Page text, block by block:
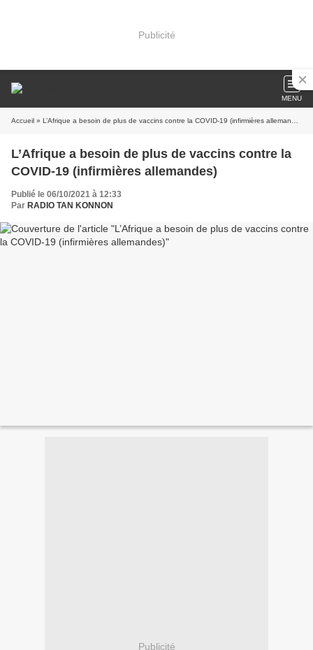
Publicité
MENU
Accueil » L’Afrique a besoin de plus de vaccins contre la COVID-19 (infirmières allemandes)
L’Afrique a besoin de plus de vaccins contre la
COVID-19 (infirmières allemandes)
Publié le 06/10/2021 à 12:33
Par RADIO TAN KONNON
Publicité